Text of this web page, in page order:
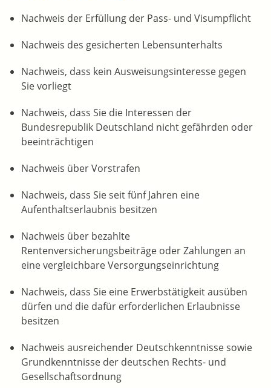
Nachweis der Erfüllung der Pass- und Visumpflicht
Nachweis des gesicherten Lebensunterhalts
Nachweis, dass kein Ausweisungsinteresse gegen
Sie vorliegt
Nachweis, dass Sie die Interessen der
Bundesrepublik Deutschland nicht gefährden oder
beeinträchtigen
Nachweis über Vorstrafen
Nachweis, dass Sie seit fünf Jahren eine
Aufenthaltserlaubnis besitzen
Nachweis über bezahlte
Rentenversicherungsbeiträge oder Zahlungen an
eine vergleichbare Versorgungseinrichtung
Nachweis, dass Sie eine Erwerbstätigkeit ausüben
dürfen und die dafür erforderlichen Erlaubnisse
besitzen
Nachweis ausreichender Deutschkenntnisse sowie
Grundkenntnisse der deutschen Rechts- und
Gesellschaftsordnung